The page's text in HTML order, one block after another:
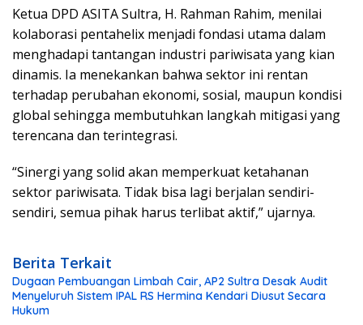
Ketua DPD ASITA Sultra, H. Rahman Rahim, menilai
kolaborasi pentahelix menjadi fondasi utama dalam
menghadapi tantangan industri pariwisata yang kian
dinamis. Ia menekankan bahwa sektor ini rentan
terhadap perubahan ekonomi, sosial, maupun kondisi
global sehingga membutuhkan langkah mitigasi yang
terencana dan terintegrasi.
“Sinergi yang solid akan memperkuat ketahanan
sektor pariwisata. Tidak bisa lagi berjalan sendiri-
sendiri, semua pihak harus terlibat aktif,” ujarnya.
Berita Terkait
Dugaan Pembuangan Limbah Cair, AP2 Sultra Desak Audit
Menyeluruh Sistem IPAL RS Hermina Kendari Diusut Secara
Hukum